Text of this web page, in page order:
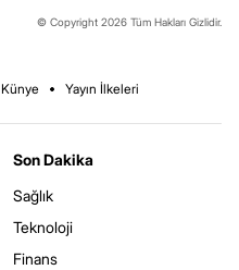
© Copyright 2026 Tüm Hakları Gizlidir.
Künye Yayın İlkeleri
Son Dakika
Sağlık
Teknoloji
Finans